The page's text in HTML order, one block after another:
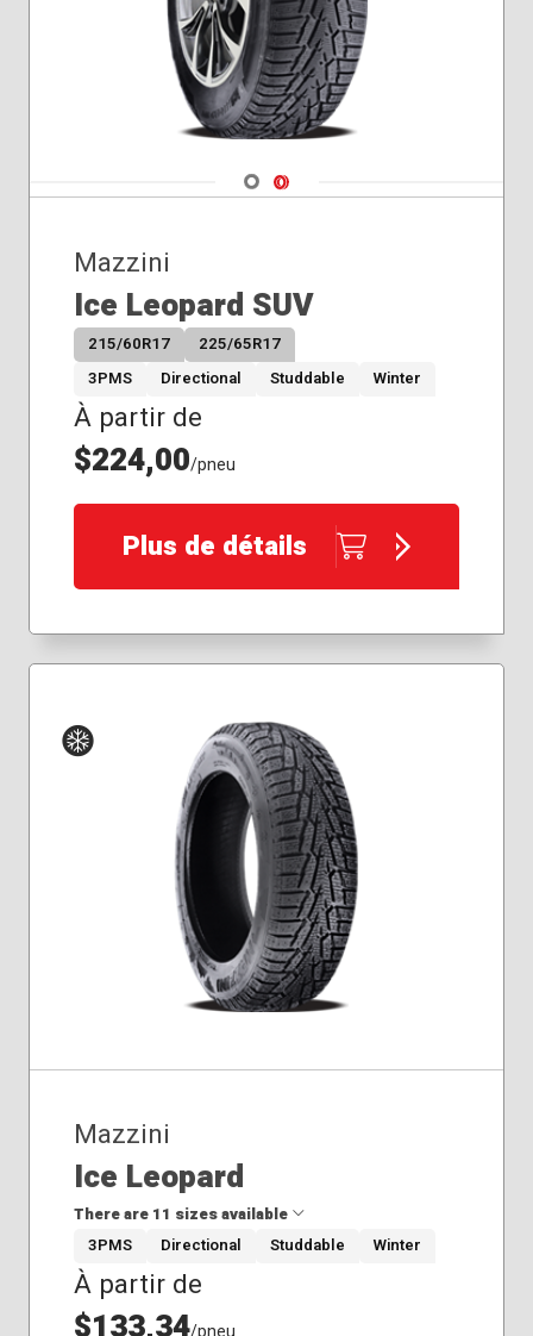
Navigate 1
Navigate 2
Mazzini
Ice Leopard SUV
215/60R17
225/65R17
3PMS
Directional Studdable Winter
À partir de
$224,00/pneu
Plus de détails
Mazzini
Ice Leopard
There are 11 sizes available
175/65R14
185/65R14
3PMS Directional Studdable Winter
À partir de